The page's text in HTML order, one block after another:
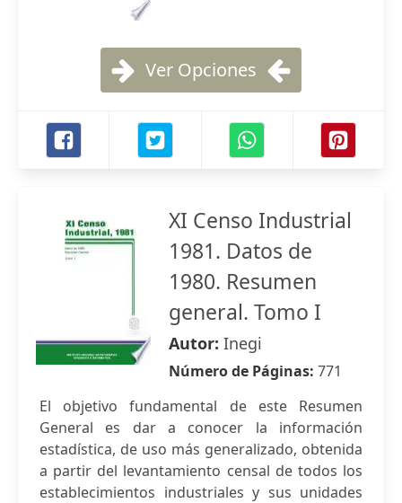
Ver Opciones
XI Censo Industrial
1981. Datos de
1980. Resumen
general. Tomo I
Autor: Inegi
Número de Páginas: 771
El objetivo fundamental de este Resumen
General es dar a conocer la información
estadística, de uso más generalizado, obtenida
a partir del levantamiento censal de todos los
establecimientos industriales y sus unidades